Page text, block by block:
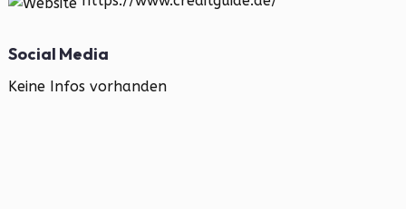
Social Media
Keine Infos vorhanden